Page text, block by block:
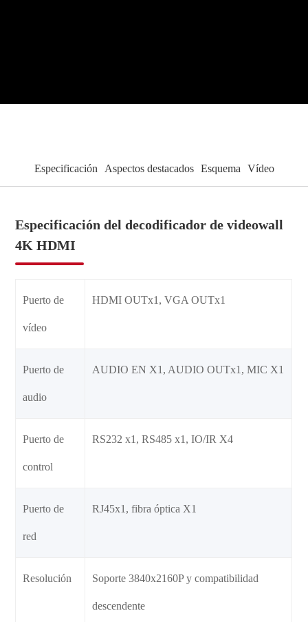
Especificación Aspectos destacados Esquema Vídeo
Especificación del decodificador de videowall
4K HDMI
Puerto de
vídeo
HDMI OUTx1, VGA OUTx1
Puerto de
audio
AUDIO EN X1, AUDIO OUTx1, MIC X1
Puerto de
control
RS232 x1, RS485 x1, IO/IR X4
Puerto de
red
RJ45x1, fibra óptica X1
Resolución Soporte 3840x2160P y compatibilidad
descendente